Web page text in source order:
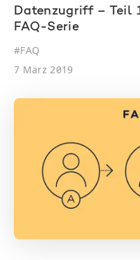
Datenzugriff – Teil
FAQ-Serie
#FAQ
7 März 2019